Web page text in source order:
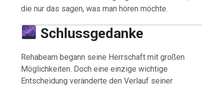
die nur das sagen, was man hören möchte.
Schlussgedanke
Rehabeam begann seine Herrschaft mit großen
Möglichkeiten. Doch eine einzige wichtige
Entscheidung veränderte den Verlauf seiner